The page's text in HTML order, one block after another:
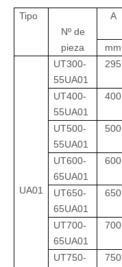
Tipo
Nº de
pieza
A
mm
UA01
UT300-
55UA01
295
UT400-
55UA01
400
UT500-
55UA01
500
UT600-
65UA01
600
UT650-
65UA01
650
UT700-
65UA01
700
UT750-
750